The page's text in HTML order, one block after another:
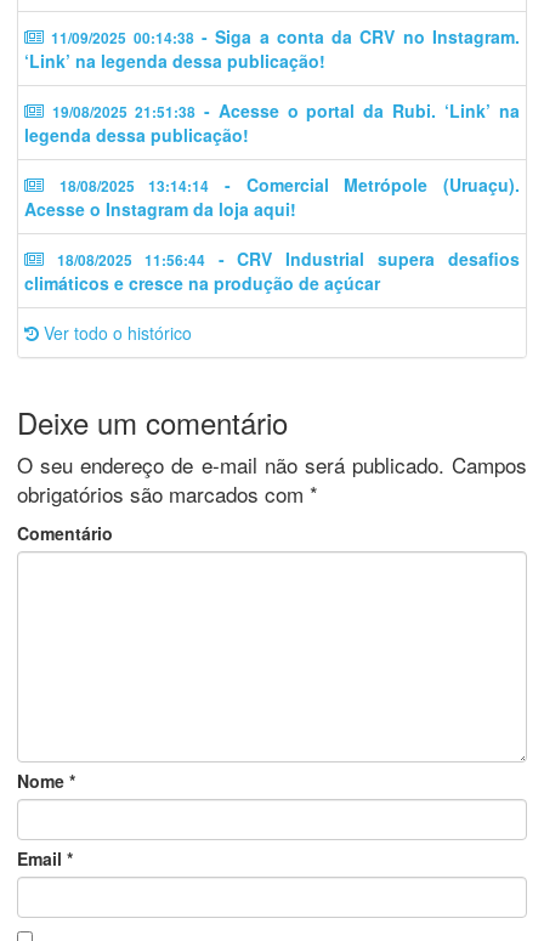
11/09/2025 00:14:38- Siga a conta da CRV no Instagram.
‘Link’ na legenda dessa publicação!
19/08/2025 21:51:38- Acesse o portal da Rubi. ‘Link’ na
legenda dessa publicação!
18/08/2025 13:14:14
- Comercial Metrópole (Uruaçu).
Acesse o Instagram da loja aqui!
18/08/2025 11:56:44- CRV Industrial supera desafios
climáticos e cresce na produção de açúcar
Ver todo o histórico
Deixe um comentário
O seu endereço de e-mail não será publicado. Campos
obrigatórios são marcados com *
Comentário
Nome *
Email *